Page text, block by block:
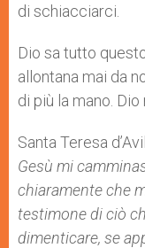
di schiacciarci.
Dio sa tutto
allontana mai da
di più la mano. Dio
Santa Teresa
Gesù mi
chiaramente che
testimone di ciò
dimenticare, se